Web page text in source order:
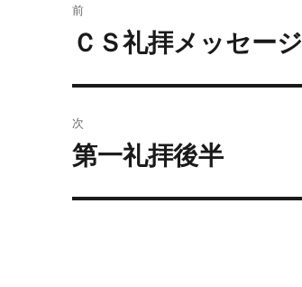
稿
ゲ
前
過
の
投
稿:
ＣＳ礼拝メッセージ
次
次
投
第一礼拝後半